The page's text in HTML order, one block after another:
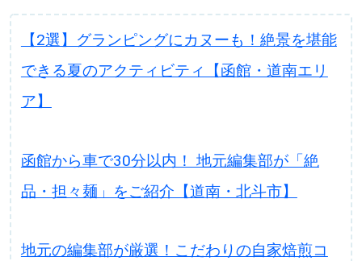
【2選】グランピングにカヌーも！絶景を堪能
できる夏のアクティビティ【函館・道南エリ
ア】
函館から車で30分以内！ 地元編集部が「絶
品・担々麺」をご紹介【道南・北斗市】
地元の編集部が厳選！こだわりの自家焙煎コ